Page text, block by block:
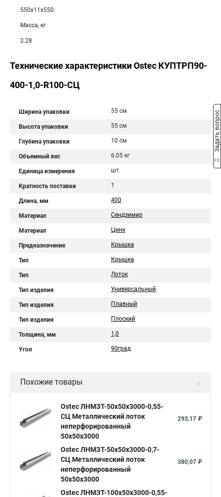
550х11х550
Масса, кг
2.28
Технические характеристики Ostec КУПТРП90-
400-1,0-R100-СЦ
Ширина упаковки 55 см
Высота упаковки 55 см
Глубина упаковки 10 см
Объемный вес 6.05 кг
Единица измерения шт.
Кратность поставки 1
Длина, мм 400
Материал Сендзимир
Материал Цинк
Предназначение Крышка
Тип Крышка
Тип Лоток
Тип изделия Универсальный
Тип изделия Плавный
Тип изделия Плоский
Толщина, мм 1,0
Угол 90град
Похожие товары
Ostec ЛНМЗТ-50х50х3000-0,55-
СЦ Металлический лоток
неперфорированный
50х50х3000
293,17 ₽
Ostec ЛНМЗТ-50х50х3000-0,7-
СЦ Металлический лоток
неперфорированный
50х50х3000
380,07 ₽
Ostec ЛНМЗТ-100х50х3000-0,55-
Задать вопрос